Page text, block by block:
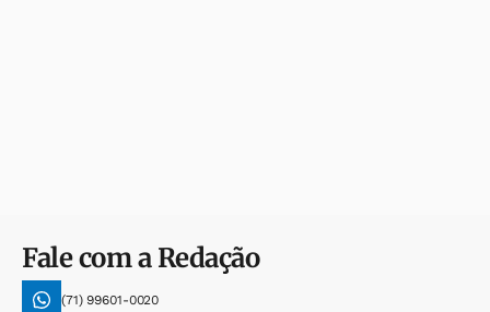
Fale com a Redação
(71) 99601-0020